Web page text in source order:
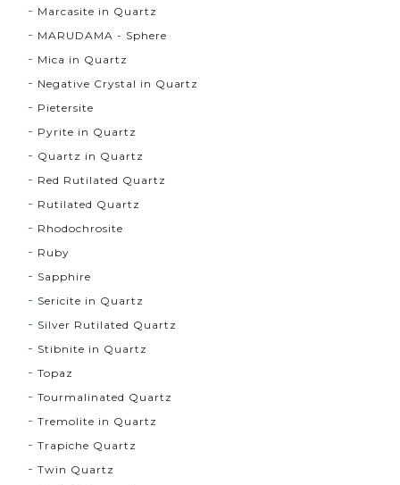
Marcasite in Quartz
MARUDAMA - Sphere
Mica in Quartz
Negative Crystal in Quartz
Pietersite
Pyrite in Quartz
Quartz in Quartz
Red Rutilated Quartz
Rutilated Quartz
Rhodochrosite
Ruby
Sapphire
Sericite in Quartz
Silver Rutilated Quartz
Stibnite in Quartz
Topaz
Tourmalinated Quartz
Tremolite in Quartz
Trapiche Quartz
Twin Quartz